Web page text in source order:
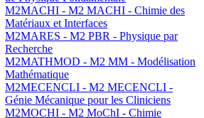
M2MACHI - M2 MACHI - Chimie des
Matériaux et Interfaces
M2MARES - M2 PBR - Physique par
Recherche
M2MATHMOD - M2 MM - Modélisation
Mathématique
M2MECENCLI - M2 MECENCLI -
Génie Mécanique pour les Cliniciens
M2MOCHI - M2 MoChI - Chimie